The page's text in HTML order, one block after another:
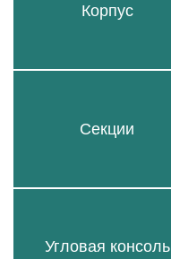
Корпус
Секции
Угловая консоль